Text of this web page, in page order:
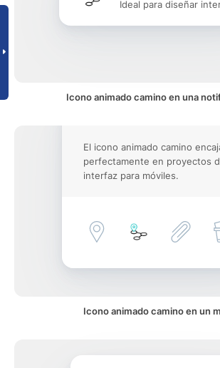
Ideal para diseñar
Icono animado camino en una
El icono animado camino
perfectamente en proyectos
interfaz para móviles.
Icono animado camino en un